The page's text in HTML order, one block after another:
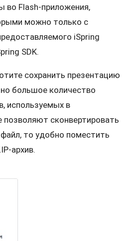
во Flash-приложения,
можно только с
iSpring
SDK.
сохранить презентацию
большое количество
используемых в
позволяют сконвертировать
то удобно поместить
архив.